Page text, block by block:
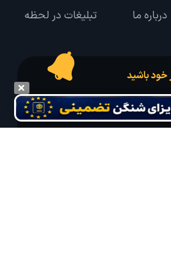
درباره ما تبلیغات در لحظه
باشید
دلخواه ثبت و پیامک بهترین آفر مربوط به تور